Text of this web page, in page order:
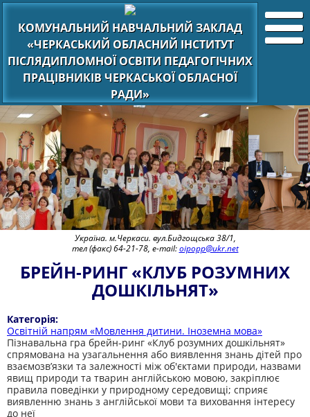
КОМУНАЛЬНИЙ НАВЧАЛЬНИЙ ЗАКЛАД
«ЧЕРКАСЬКИЙ ОБЛАСНИЙ ІНСТИТУТ
ПІСЛЯДИПЛОМНОЇ ОСВІТИ ПЕДАГОГІЧНИХ
ПРАЦІВНИКІВ ЧЕРКАСЬКОЇ ОБЛАСНОЇ
РАДИ»
Україна. м.Черкаси. вул.Бидгощська 38/1,
тел (факс) 64-21-78, e-mail:oipopp@ukr.net
БРЕЙН-РИНГ «КЛУБ РОЗУМНИХ
ДОШКІЛЬНЯТ»
Категорія:
Освітній напрям «Мовлення дитини. Іноземна мова»
Пізнавальна гра брейн-ринг «Клуб розумних дошкільнят»
спрямована на узагальнення або виявлення знань дітей про
взаємозв’язки та залежності між об'єктами природи, назвами
явищ природи та тварин англійською мовою, закріплює
правила поведінки у природному середовищі; сприяє
виявленню знань з англійської мови та виховання інтересу
до неї